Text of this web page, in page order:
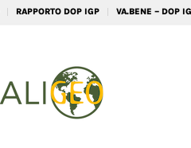
RAPPORTO DOP IGP VA.BENE – DOP